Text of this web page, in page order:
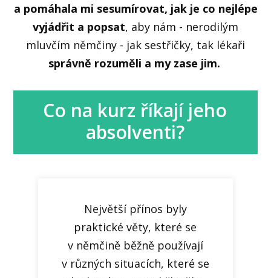
a pomáhala mi sesumírovat, jak je co nejlépe
vyjádřit a popsat, aby nám - nerodilým
mluvčím němčiny - jak sestřičky, tak lékaři
správně rozuměli a my zase jim.
Co na kurz říkají jeho
absolventi?
Největší přínos byly
praktické věty, které se
v němčině běžně používají
v různých situacích, které se